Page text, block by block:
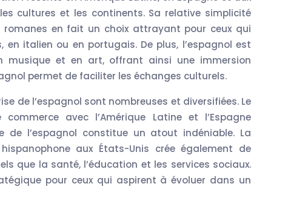
cultures et les continents. Sa relative simplicité
romanes en fait un choix attrayant pour ceux qui
italien ou en portugais. De plus, l’espagnol est
musique et en art, offrant ainsi une immersion
permet de faciliter les échanges culturels.
de l’espagnol sont nombreuses et diversifiées. Le
avec l’Amérique Latine et l’Espagne
de l’espagnol constitue un atout indéniable. La
aux États-Unis crée également de
que la santé, l’éducation et les services sociaux.
pour ceux qui aspirent à évoluer dans un